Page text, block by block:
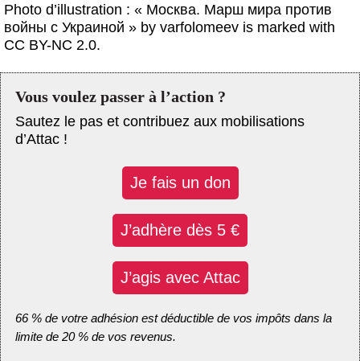
Photo d’illustration : « Москва. Марш мира против
войны с Украиной » by varfolomeev is marked with
CC BY-NC 2.0.
Vous voulez passer à l’action ?
Sautez le pas et contribuez aux mobilisations
d’Attac !
Je fais un don
J’adhère dès 5 €
J’agis avec Attac
66 % de votre adhésion est déductible de vos impôts dans la
limite de 20 % de vos revenus.